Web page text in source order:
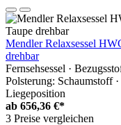
Mendler Relaxsessel
drehbar
Fernsehsessel ·
Polsterung: Schaumstoff
Liegeposition
ab 656,36 €*
3 Preise vergleichen